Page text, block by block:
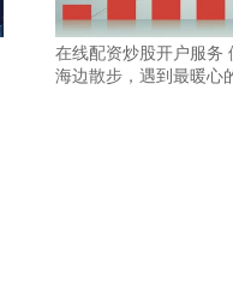
在线配资炒股开户服务
海边散步，遇到最暖心